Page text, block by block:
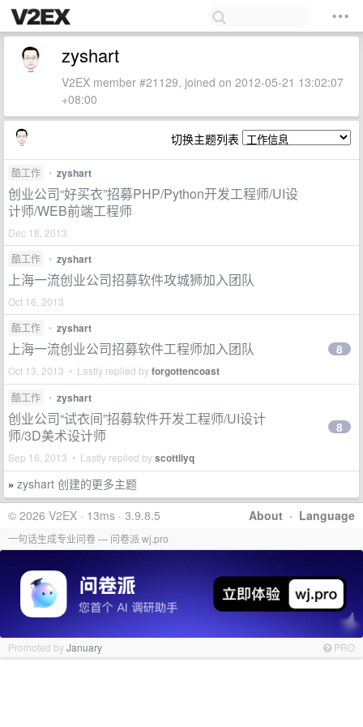
zyshart
V2EX member #21129, joined on 2012-05-21 13:02:07
+08:00
切换主题列表
酷工作 • zyshart
创业公司“好买衣”招募PHP/Python开发工程师/UI设
计师/WEB前端工程师
Dec 18, 2013
酷工作
• zyshart
上海一流创业公司招募软件攻城狮加入团队
Oct 16, 2013
酷工作
• zyshart
上海一流创业公司招募软件工程师加入团队
Oct 13, 2013 • Lastly replied byforgottencoast
8
酷工作 • zyshart
创业公司“试衣间”招募软件开发工程师/UI设计
师/3D美术设计师
Sep 16, 2013 • Lastly replied byscottliyq
8
» zyshart 创建的更多主题
About · Language
© 2026 V2EX · 13ms · 3.9.8.5
一句话生成专业问卷 — 问卷派 wj.pro
Promoted byJanuary PRO